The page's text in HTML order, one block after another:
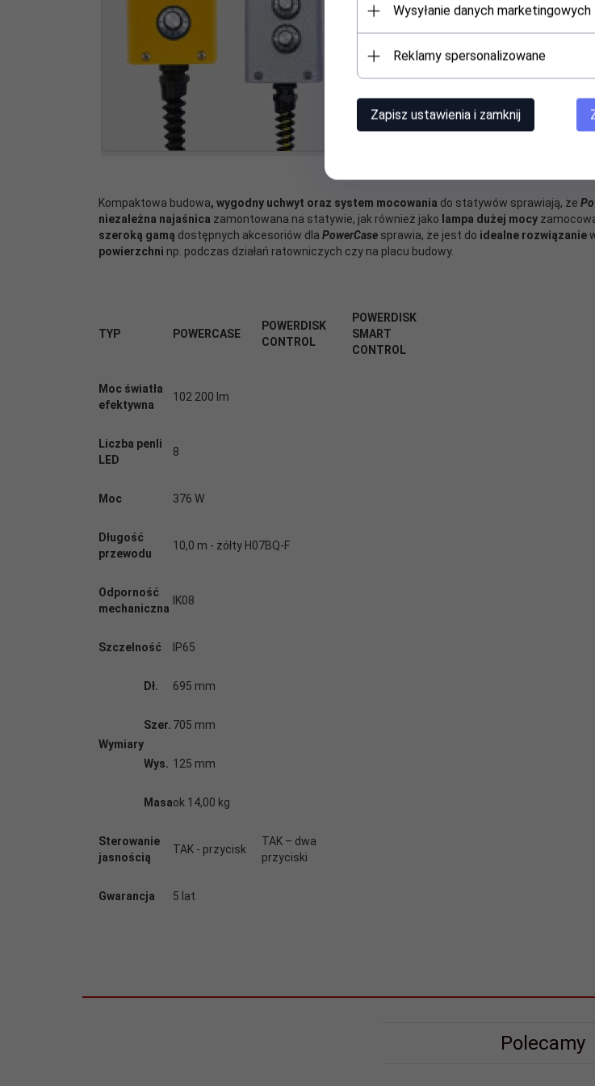
Kompaktowa budowa, wygodny uchwyt oraz system mocowania do statywów sprawiają, że
niezależna najaśnica zamontowana na statywie, jak również jako lampa dużej mocy
szeroką gamą dostępnych akcesoriów dla PowerCase sprawia, że jest do idealne rozwiązanie
powierzchni np. podczas działań ratowniczych czy na placu budowy.
TYP POWERCASE
POWERDISK
CONTROL
POWERDISK
SMART
CONTROL
Moc światła
efektywna
102 200 lm
Liczba penli
LED
8
Moc 376 W
Długość
przewodu
10,0 m - żółty H07BQ-F
Odporność
mechaniczna
IK08
Szczelność IP65
Wymiary
Dł. 695 mm
Szer. 705 mm
Wys. 125 mm
Masaok 14,00 kg
Sterowanie
jasnością
TAK - przycisk
TAK – dwa
przyciski
Gwarancja 5 lat
Polecamy
Wysyłanie danych marketingowych
Reklamy spersonalizowane
Zapisz ustawienia i zamknij